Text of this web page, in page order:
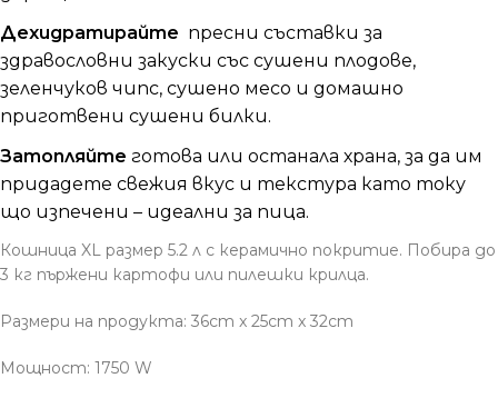
Дехидратирайте пресни съставки за
здравословни закуски със сушени плодове,
зеленчуков чипс, сушено месо и домашно
приготвени сушени билки.
Затопляйте готова или останала храна, за да им
придадете свежия вкус и текстура като току
що изпечени – идеални за пица.
Кошница XL размер 5.2 л с керамично покритие. Побира до
3 кг пържени картофи или пилешки крилца.
Размери на продукта: 36cm x 25cm x 32cm
Мощност: 1750 W